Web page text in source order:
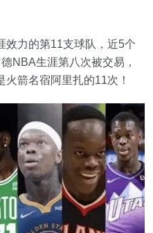
效力的第11支球队，近5个
NBA生涯第八次被交易，
箭名宿阿里扎的11次！